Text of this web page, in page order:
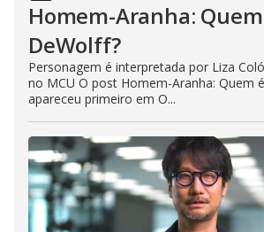
Homem-Aranha: Quem
DeWolff?
Personagem é interpretada por Liza
no MCU O post Homem-Aranha: Quem
apareceu primeiro em O...